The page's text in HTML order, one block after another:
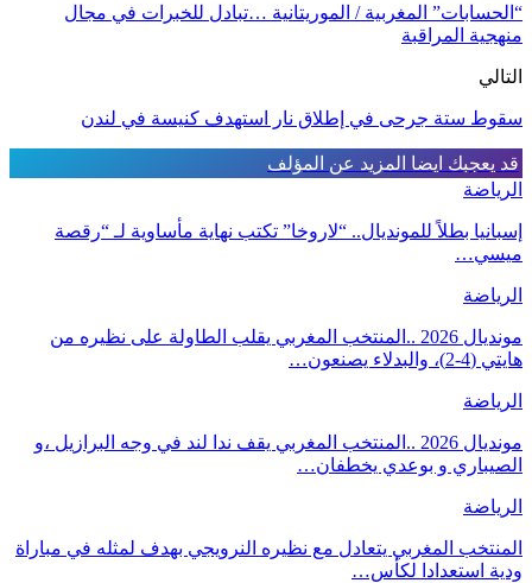
“الحسابات” المغربية / الموريتانية …تبادل للخبرات في مجال
منهجية المراقبة
التالي
سقوط ستة جرحى في إطلاق نار استهدف كنيسة في لندن
قد يعجبك ايضا المزيد عن المؤلف
الرياضة
إسبانيا بطلاً للمونديال.. “لاروخا” تكتب نهاية مأساوية لـ “رقصة
ميسي…
الرياضة
مونديال 2026 ..المنتخب المغربي يقلب الطاولة على نظيره من
هايتي (4-2)، والبدلاء يصنعون…
الرياضة
مونديال 2026 ..المنتخب المغربي يقف ندا لند في وجه البرازيل ،و
الصيباري و بوعدي يخطفان…
الرياضة
المنتخب المغربي يتعادل مع نظيره النرويجي بهدف لمثله في مباراة
ودية استعدادا لكأس…